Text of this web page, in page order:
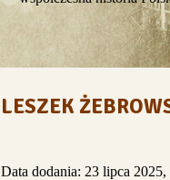
LESZEK
Data dodania: 23 lipca 2025,